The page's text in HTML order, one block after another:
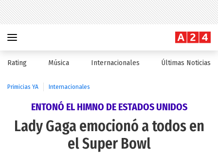
Rating Música Internacionales Últimas Noticias
Primicias YA Internacionales
ENTONÓ EL HIMNO DE ESTADOS UNIDOS
Lady Gaga emocionó a todos en
el Super Bowl